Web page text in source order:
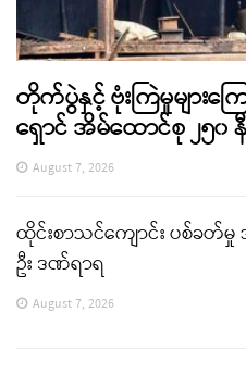
တိုက်ပွဲနှင့် ဗုံးကြဲမှုများ
ရှောင် အိမ်ထောင်စု ၂၅၀
August 7, 2026
ထိုင်းစာသင်ကျောင်း ပစ်ခတ်မှု
ဦး ဒဏ်ရာရ
August 7, 2026